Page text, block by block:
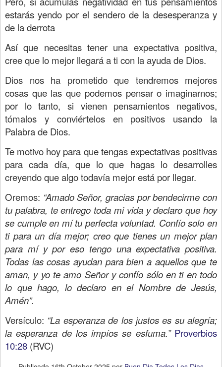
estarás yendo por el sendero de la desesperanza y
de la derrota
Así que necesitas tener una expectativa positiva,
cree que lo mejor llegará a ti con la ayuda de Dios.
Dios nos ha prometido que tendremos mejores
cosas que las que podemos pensar o imaginarnos;
por lo tanto, si vienen pensamientos negativos,
tómalos y conviértelos en positivos usando la
Palabra de Dios.
Te motivo hoy para que tengas expectativas positivas
para cada día, que lo que hagas lo desarrolles
creyendo que algo todavía mejor está por llegar.
Oremos: “Amado Señor, gracias por bendecirme con
tu palabra, te entrego toda mi vida y declaro que hoy
se cumple en mí tu perfecta voluntad. Confío solo en
ti para un día mejor; creo que tienes un mejor plan
para mí y por eso tengo una expectativa positiva.
Todas las cosas ayudan para bien a aquellos que te
aman, y yo te amo Señor y confío sólo en ti en todo
lo que hago, lo declaro en el Nombre de Jesús,
Amén”.
Versículo: “La esperanza de los justos es su alegría;
la esperanza de los impíos se esfuma.” Proverbios
10:28 (RVC)